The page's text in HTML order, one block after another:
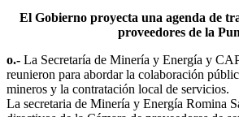
El Gobierno proyecta una agenda de
proveedores de la
o.- La Secretaría de Minería y Energía y
reunieron para abordar la colaboración
mineros y la contratación local de servicios.
La secretaria de Minería y Energía Romina